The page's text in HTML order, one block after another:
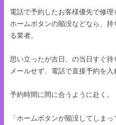
電話で予約したお客様優先で修理
ホームボタンの陥没などなら、
る業者。
思い立ったが吉日、の当日すぐ持
メールせず、電話で直接予約を入
予約時間に間に合うように赴く。
「ホームボタンが陥没してしま